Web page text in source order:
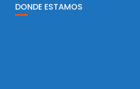
DONDE ESTAMOS